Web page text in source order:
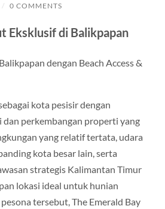
/ 0 COMMENTS
Eksklusif di Balikpapan
dengan Beach Access &
kota pesisir dengan
perkembangan properti yang
yang relatif tertata, udara
kota besar lain, serta
strategis Kalimantan Timur
lokasi ideal untuk hunian
tersebut, The Emerald Bay